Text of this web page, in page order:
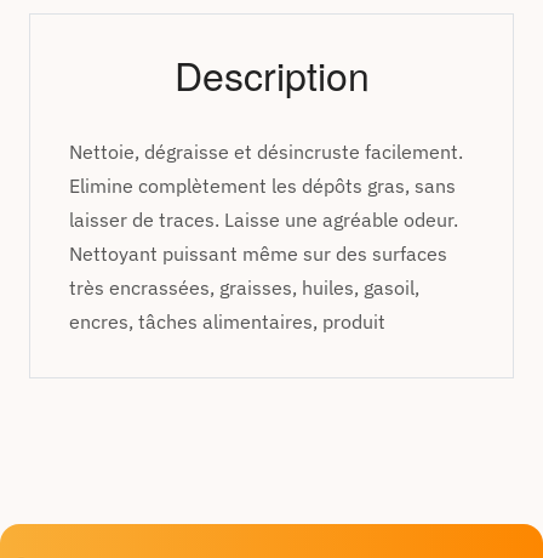
Description
Nettoie, dégraisse et désincruste facilement.
Elimine complètement les dépôts gras, sans
laisser de traces. Laisse une agréable odeur.
Nettoyant puissant même sur des surfaces
très encrassées, graisses, huiles, gasoil,
encres, tâches alimentaires, produit